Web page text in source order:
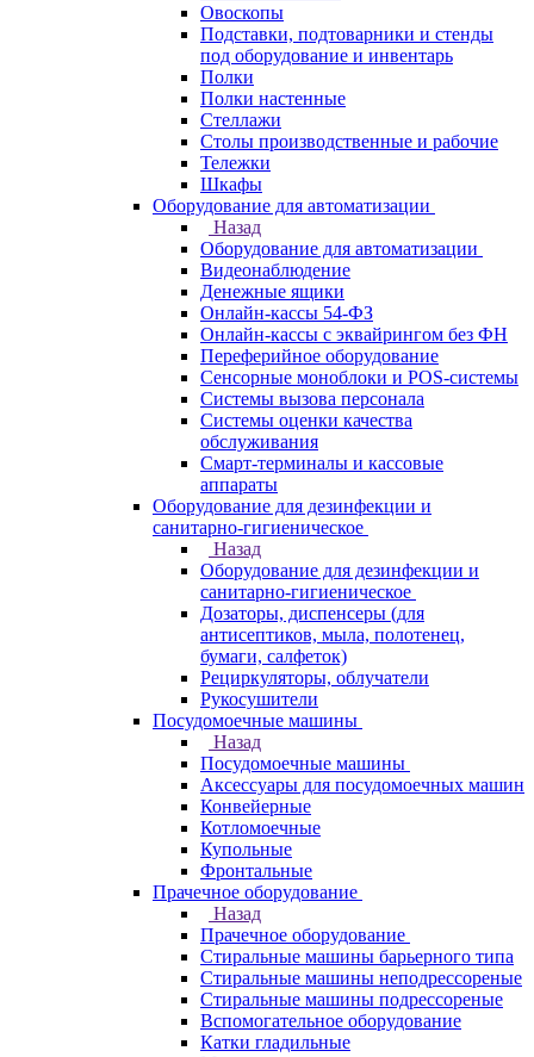
Овоскопы
Подставки, подтоварники и стенды
под оборудование и инвентарь
Полки
Полки настенные
Стеллажи
Столы производственные и рабочие
Тележки
Шкафы
Оборудование для автоматизации
Назад
Оборудование для автоматизации
Видеонаблюдение
Денежные ящики
Онлайн-кассы 54-ФЗ
Онлайн-кассы с эквайрингом без ФН
Переферийное оборудование
Сенсорные моноблоки и POS-системы
Системы вызова персонала
Системы оценки качества
обслуживания
Смарт-терминалы и кассовые
аппараты
Оборудование для дезинфекции и
санитарно-гигиеническое
Назад
Оборудование для дезинфекции и
санитарно-гигиеническое
Дозаторы, диспенсеры (для
антисептиков, мыла, полотенец,
бумаги, салфеток)
Рециркуляторы, облучатели
Рукосушители
Посудомоечные машины
Назад
Посудомоечные машины
Аксессуары для посудомоечных машин
Конвейерные
Котломоечные
Купольные
Фронтальные
Прачечное оборудование
Назад
Прачечное оборудование
Cтиральные машины барьерного типа
Cтиральные машины неподрессореные
Cтиральные машины подрессореные
Вспомогательное оборудование
Катки гладильные